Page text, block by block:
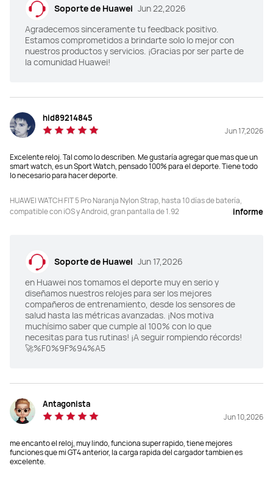
Soporte de Huawei Jun 22,2026
Agradecemos sinceramente tu feedback positivo.
Estamos comprometidos a brindarte solo lo mejor con
nuestros productos y servicios. ¡Gracias por ser parte de
la comunidad Huawei!
hid89214845
Jun 17,2026
Excelente reloj. Tal como lo describen. Me gustaría agregar que mas que un
smart watch, es un Sport Watch, pensado 100% para el deporte. Tiene todo
lo necesario para hacer deporte.
HUAWEI WATCH FIT 5 Pro Naranja Nylon Strap, hasta 10 días de batería,
compatible con iOS y Android, gran pantalla de 1.92
informe
Soporte de Huawei Jun 17,2026
en Huawei nos tomamos el deporte muy en serio y
diseñamos nuestros relojes para ser los mejores
compañeros de entrenamiento, desde los sensores de
salud hasta las métricas avanzadas. ¡Nos motiva
muchísimo saber que cumple al 100% con lo que
necesitas para tus rutinas! ¡A seguir rompiendo récords!
🚀%F0%9F%94%A5
Antagonista
Jun 10,2026
me encanto el reloj, muy lindo, funciona super rapido, tiene mejores
funciones que mi GT4 anterior, la carga rapida del cargador tambien es
excelente.